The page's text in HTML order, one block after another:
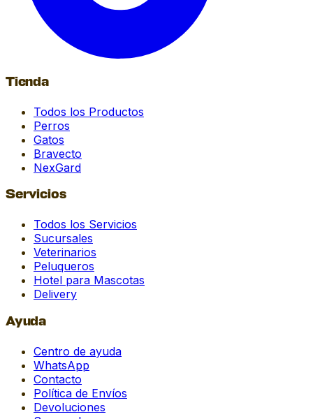
Tienda
Todos los Productos
Perros
Gatos
Bravecto
NexGard
Servicios
Todos los Servicios
Sucursales
Veterinarios
Peluqueros
Hotel para Mascotas
Delivery
Ayuda
Centro de ayuda
WhatsApp
Contacto
Política de Envíos
Devoluciones